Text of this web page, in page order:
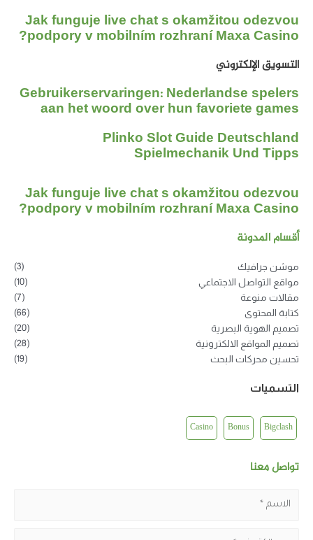
Jak funguje live chat s okamžitou odezvou
podpory v mobilním rozhraní Maxa Casino?
التسويق الإلكتروني
Gebruikerservaringen: Nederlandse spelers
aan het woord over hun favoriete games
Plinko Slot Guide Deutschland
Spielmechanik Und Tipps
Jak funguje live chat s okamžitou odezvou
podpory v mobilním rozhraní Maxa Casino?
أقسام المدونة
تحسين محركات البحث
تصميم المواقع الالكترونية
تصميم الهوية البصرية
كتابة المحتوى
مقالات منوعة
مواقع التواصل الاجتماعي
موشن جرافيك
التسميات
Bigclash
Bonus
Casino
تواصل معنا